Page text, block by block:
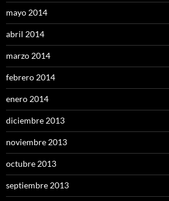
mayo 2014
abril 2014
marzo 2014
febrero 2014
enero 2014
diciembre 2013
noviembre 2013
octubre 2013
septiembre 2013